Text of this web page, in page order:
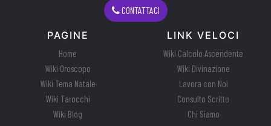
CONTATTACI
PAGINE
Home
Wiki Oroscopo
Wiki Tema Natale
Wiki Tarocchi
Wiki Blog
LINK VELOCI
Wiki Calcolo Ascendente
Wiki Divinazione
Lavora con Noi
Consulto Scritto
Chi Siamo